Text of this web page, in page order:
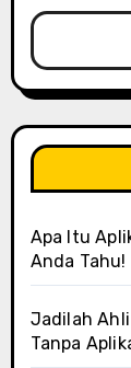
Apa Itu
Anda Tahu!
Jadilah Ahli
Tanpa